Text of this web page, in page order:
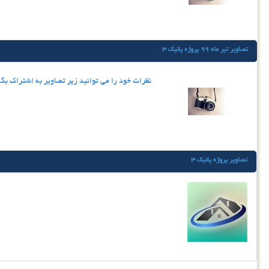
تصاویر تیر ماه 99 پروژه پانیک 3
نظرات خود را می توانید زیر تصاویر به اشتراک
تصاویر پروژه پانیک 3